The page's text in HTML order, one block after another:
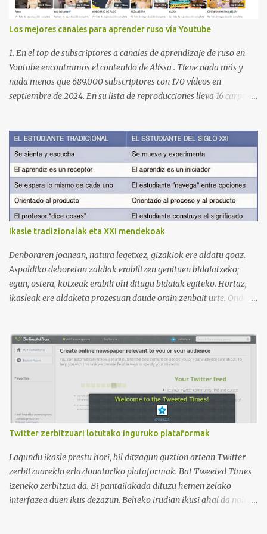
Los mejores canales para aprender ruso vía Youtube
1. En el top de subscriptores a canales de aprendizaje de ruso en
Youtube encontramos el contenido de Alissa . Tiene nada más y
nada menos que 689.000 subscriptores con 170 vídeos en
septiembre de 2024. En su lista de reproducciones lleva 16 carpetas
de Anastasia G . con 224.000 subscriptores y 97 vídeos en
septiembre de 2024. Anastasia tiene una lista de reproducción
muy bien estructurada para aprender gramática, lectura,
pronunciación, etc. https://www.youtube.com/@AnaG88/playlists
3. Otro de los canales con más usuarios y contenido es el de
Victoria, que lleva por nombre: Aprende con Victoria . El canal
tiene 120 mil subscriptores (septiembre de 2024) con muchísimos
para aprender los diferentes campos en los que podemos dividir un
curso de idiomas: gramática, verbos, vocabulario etc. h...
Ikasle tradizionalak eta XXI mendekoak
Denboraren joanean, natura legetxez, gizakiok ere aldatu goaz.
Aspaldiko deboretan zaldiak erabiltzen genituen bidaiatzeko;
egun, ostera, kotxeak erabili ohi ditugu bidaiak egiteko. Hortaz,
ikasleak ere aldaketa prozesuan daude orain zenbait urte. Ondoko
Ikusi diferentziak eta ausnartu irudiari so eginez.
Twitter zerbitzuari lotutako inguruko plataformak
Lagundu ikasle prestu hori, bil ditzagun guztion artean Twitter
zerbitzuarekin erlazionaturiko plataformak. Bat Tweeted Times
izeneko zerbitzua da. Bi pantailakada dituzu hemen zelako
interfazea duen ikus dezazun. Beheko irudian ikusi ahal da nola